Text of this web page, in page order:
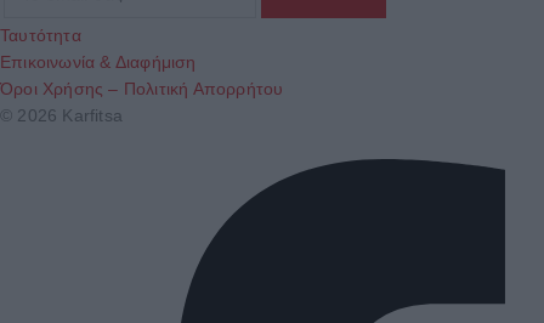
Ταυτότητα
Επικοινωνία & Διαφήμιση
Όροι Χρήσης – Πολιτική Απορρήτου
© 2026 Karfitsa